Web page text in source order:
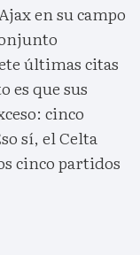
en su campo
últimas citas
es que sus
cinco
sí, el Celta
cinco partidos